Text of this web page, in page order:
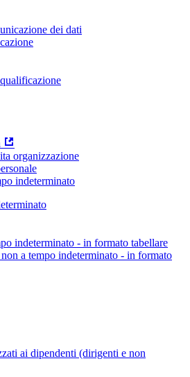
dei dati
organizzazione
indeterminato
indeterminato - in formato tabellare
a tempo indeterminato - in formato
ai dipendenti (dirigenti e non